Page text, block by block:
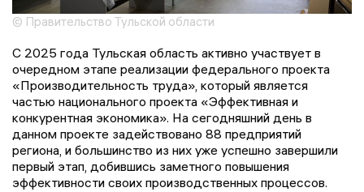
© Правительство Тульской области
С 2025 года Тульская область активно участвует в
очередном этапе реализации федерального проекта
«Производительность труда», который является
частью национального проекта «Эффективная и
конкурентная экономика». На сегодняшний день в
данном проекте задействовано 88 предприятий
региона, и большинство из них уже успешно завершили
первый этап, добившись заметного повышения
эффективности своих производственных процессов.